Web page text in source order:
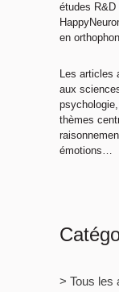
études
en
Les articles
aux
thèmes
émotions…
> Tous les